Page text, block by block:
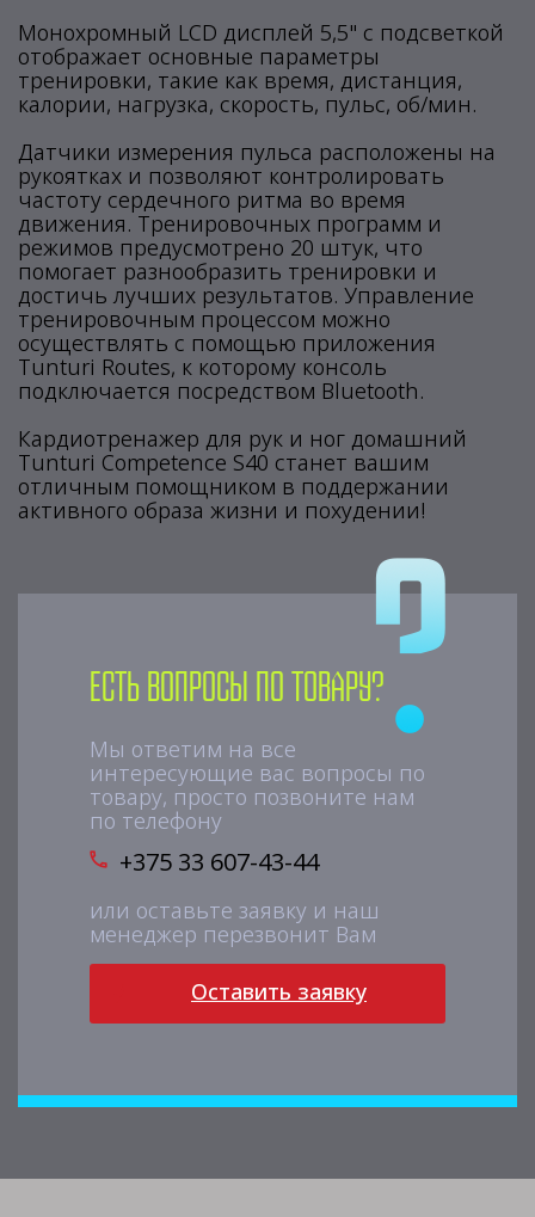
Монохромный LCD дисплей 5,5" с подсветкой
отображает основные параметры
тренировки, такие как время, дистанция,
калории, нагрузка, скорость, пульс, об/мин.
Датчики измерения пульса расположены на
рукоятках и позволяют контролировать
частоту сердечного ритма во время
движения. Тренировочных программ и
режимов предусмотрено 20 штук, что
помогает разнообразить тренировки и
достичь лучших результатов. Управление
тренировочным процессом можно
осуществлять с помощью приложения
Tunturi Routes, к которому консоль
подключается посредством Bluetooth.
Кардиотренажер для рук и ног домашний
Tunturi Competence S40 станет вашим
отличным помощником в поддержании
активного образа жизни и похудении!
Есть вопросы по товару?
Мы ответим на все
интересующие вас вопросы по
товару, просто позвоните нам
по телефону
+375 33 607-43-44
или оставьте заявку и наш
менеджер перезвонит Вам
Оставить заявку